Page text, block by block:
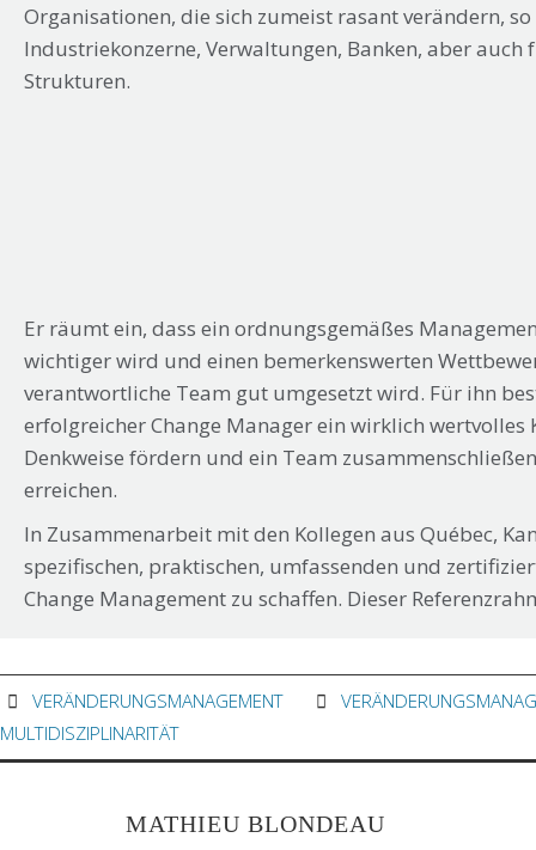
Organisationen, die sich zumeist rasant verändern,
Industriekonzerne, Verwaltungen, Banken, aber
Strukturen.
Er räumt ein, dass ein ordnungsgemäßes
wichtiger wird und einen bemerkenswerten
verantwortliche Team gut umgesetzt wird. Für ihn
erfolgreicher Change Manager ein wirklich
Denkweise fördern und ein Team
erreichen.
In Zusammenarbeit mit den Kollegen aus Québec,
spezifischen, praktischen, umfassenden und
Change Management zu schaffen. Dieser
VERÄNDERUNGSMANAGEMENT
MULTIDISZIPLINARITÄT
MATHIEU BLONDEAU